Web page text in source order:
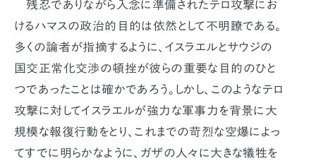
残忍でありながら入念に準備されたテロ攻撃にお
けるハマスの政治的目的は依然として不明瞭である。
多くの論者が指摘するように、イスラエルとサウジの
国交正常化交渉の頓挫が彼らの重要な目的のひと
つであったことは確かであろう。しかし、このようなテロ
攻撃に対してイスラエルが強力な軍事力を背景に大
規模な報復行動をとり、これまでの苛烈な空爆によっ
てすでに明らかなように、ガザの人々に大きな犠牲を